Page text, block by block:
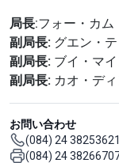
局長:フォー・カム
副局長: グエン・
副局長: ブイ・マ
副局長: カオ・デ
お問い合わせ
(084) 24 38253621
(084) 24